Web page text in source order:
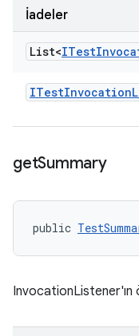
İadeler
List<ITest
ITestInvocation
getSummary
public
InvocationListener'ın